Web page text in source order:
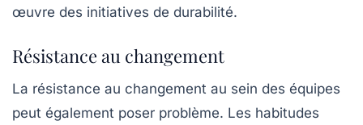
œuvre des initiatives de durabilité.
Résistance au changement
La résistance au changement au sein des équipes
peut également poser problème. Les habitudes